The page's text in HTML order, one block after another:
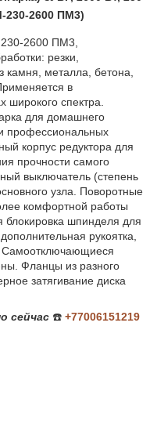
2600 ПМ3)
2600 ПМ3,
резки,
камня, металла, бетона,
в
широкого спектра.
для домашнего
профессиональных
корпус редуктора для
прочности самого
выключатель (степень
узла. Поворотные
комфортной работы
блокировка шпинделя для
рукоятка,
Самоотключающиеся
Фланцы из разного
затягивание диска
сейчас ☎️ +77006151219